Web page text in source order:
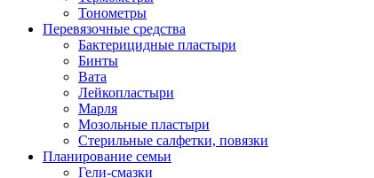
Тонометры
Перевязочные средства
Бактерицидные пластыри
Бинты
Вата
Лейкопластыри
Марля
Мозольные пластыри
Стерильные салфетки, повязки
Планирование семьи
Гели-смазки